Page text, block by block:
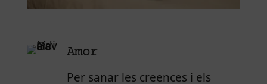
Amor
Per sanar les creences i els